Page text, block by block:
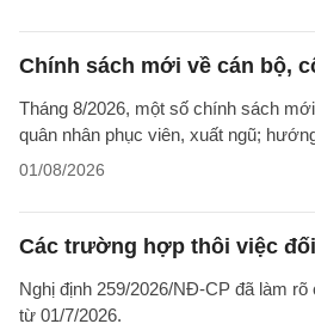
Chính sách mới về cán bộ,
Tháng 8/2026, một số chính sách
quân nhân phục viên, xuất ngũ;
01/08/2026
Các trường hợp thôi việc
Nghị định 259/2026/NĐ-CP đã làm
từ 01/7/2026.